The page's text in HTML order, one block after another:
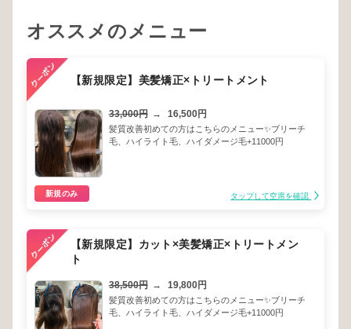
オススメのメニュー
【新規限定】美髪矯正×トリートメント
33,000円 → 16,500円
髪質改善初めての方はこちらのメニュー✨ブリーチ
毛、ハイライト毛、ハイダメージ毛+11000円
新規のみ タップして空席を確認
【新規限定】カット×美髪矯正×トリートメン
ト
38,500円 → 19,800円
髪質改善初めての方はこちらのメニュー✨ブリーチ
毛、ハイライト毛、ハイダメージ毛+11000円